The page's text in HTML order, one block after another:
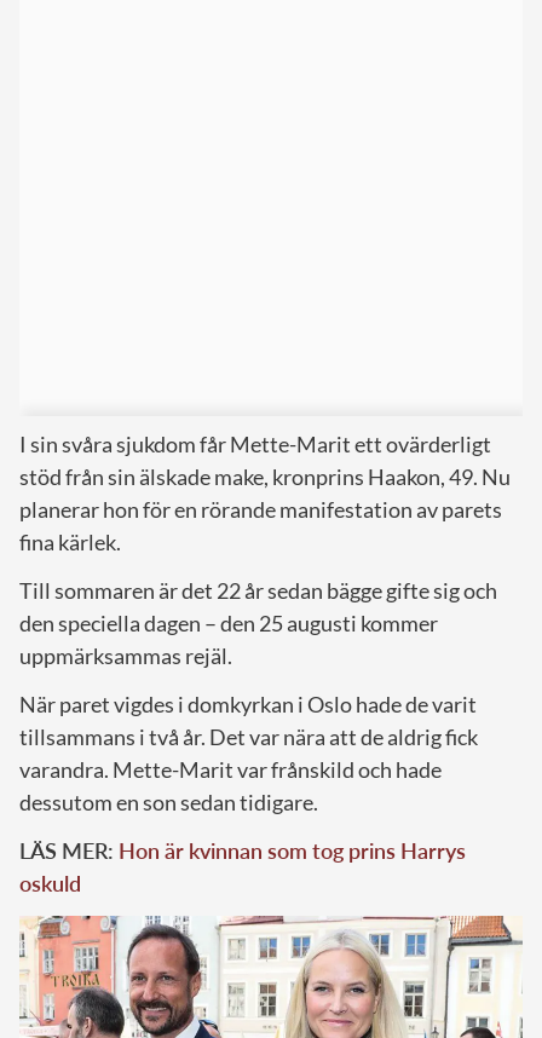
I sin svåra sjukdom får Mette-Marit ett ovärderligt
stöd från sin älskade make, kronprins Haakon, 49. Nu
planerar hon för en rörande manifestation av parets
fina kärlek.
Till sommaren är det 22 år sedan bägge gifte sig och
den speciella dagen – den 25 augusti kommer
uppmärksammas rejäl.
När paret vigdes i domkyrkan i Oslo hade de varit
tillsammans i två år. Det var nära att de aldrig fick
varandra. Mette-Marit var frånskild och hade
dessutom en son sedan tidigare.
LÄS MER: Hon är kvinnan som tog prins Harrys
oskuld